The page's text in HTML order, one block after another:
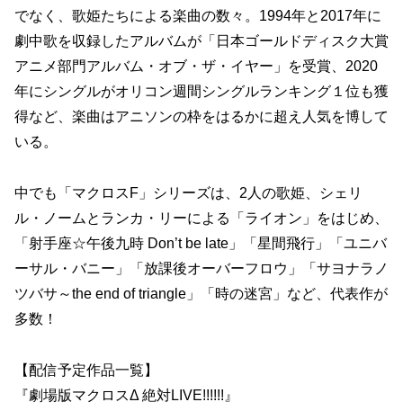
でなく、歌姫たちによる楽曲の数々。1994年と2017年に
劇中歌を収録したアルバムが「日本ゴールドディスク大賞
アニメ部門アルバム・オブ・ザ・イヤー」を受賞、2020
年にシングルがオリコン週間シングルランキング１位も獲
得など、楽曲はアニソンの枠をはるかに超え人気を博して
いる。
中でも「マクロスF」シリーズは、2人の歌姫、シェリ
ル・ノームとランカ・リーによる「ライオン」をはじめ、
「射手座☆午後九時 Don’t be late」「星間飛行」「ユニバ
ーサル・バニー」「放課後オーバーフロウ」「サヨナラノ
ツバサ～the end of triangle」「時の迷宮」など、代表作が
多数！
【配信予定作品一覧】
『劇場版マクロスΔ 絶対LIVE!!!!!!』